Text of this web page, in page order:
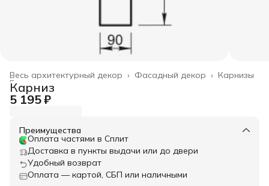
Карнизы
Фасадный декор ›
Весь архитектурный декор ›
Главная ›
Карниз
5 195 ₽
Преимущества
Оплата частями в Сплит
Доставка в пункты выдачи или до двери
Удобный возврат
Оплата — картой, СБП или наличными